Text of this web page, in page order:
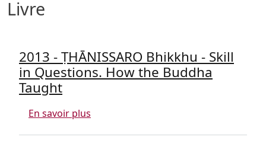
Livre
2013 - ṬHĀNISSARO Bhikkhu - Skill
in Questions. How the Buddha
Taught
En savoir plus